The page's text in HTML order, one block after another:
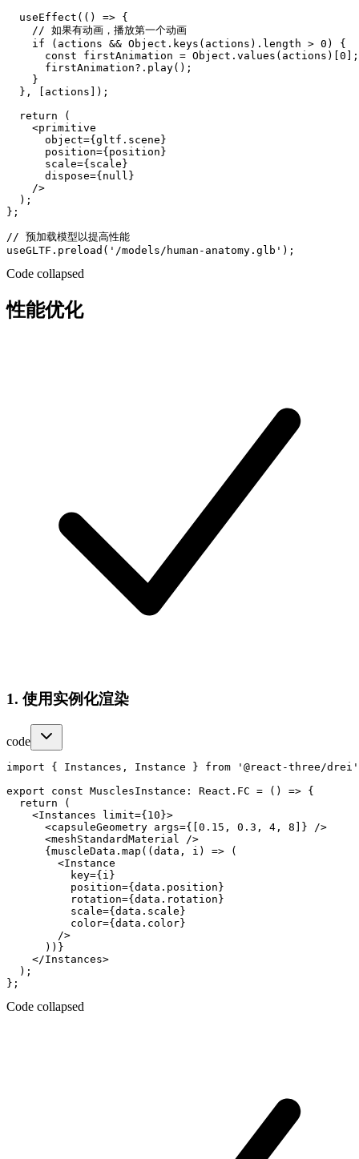
  useEffect(() => {
    // 如果有动画，播放第一个动画
    if (actions && Object.keys(actions).length > 0) {
      const firstAnimation = Object.values(actions)[0];
      firstAnimation?.play();
    }
  }, [actions]);
  return (
    <primitive
      object={gltf.scene}
      position={position}
      scale={scale}
      dispose={null}
    />
  );
};
// 预加载模型以提高性能
Code collapsed
性能优化
1. 使用实例化渲染
code
import { Instances, Instance } from '@react-three/
export const MusclesInstance: React.FC = () => {
  return (
    <Instances limit={10}>
      <capsuleGeometry args={[0.15, 0.3, 4, 8]} />
      <meshStandardMaterial />
      {muscleData.map((data, i) => (
        <Instance
          key={i}
          position={data.position}
          rotation={data.rotation}
          scale={data.scale}
          color={data.color}
        />
      ))}
    </Instances>
  );
Code collapsed